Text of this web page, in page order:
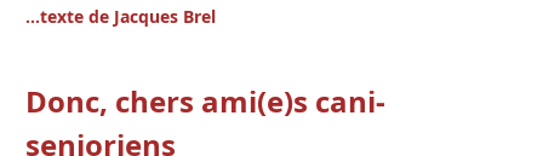
...texte de Jacques Brel
Donc, chers ami(e)s cani-
senioriens